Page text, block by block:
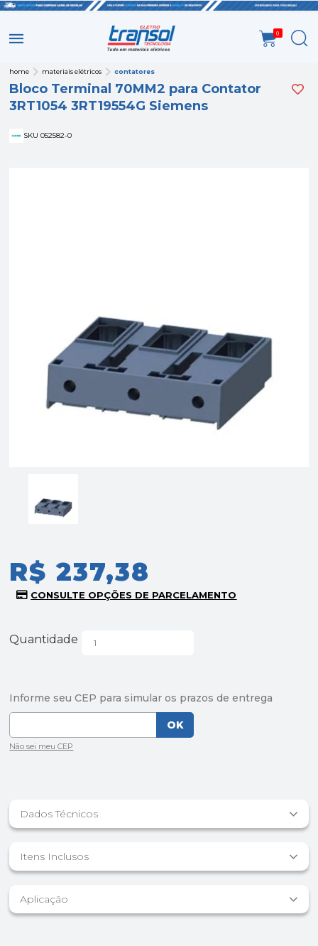
0
home materiais elétricos contatores
Bloco Terminal 70MM2 para Contator
3RT1054 3RT19554G Siemens
SKU 052582-0
R$ 237,38
Quantidade
Dados Técnicos
Itens Inclusos
Aplicação